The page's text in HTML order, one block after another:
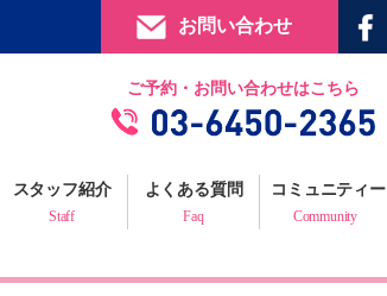
お問い合わせ
ご予約・お問い合わせはこちら
スタッフ紹介
Staff
よくある質問
Faq
コミュニティー
Community
提携施設
フィジックスマイルギャラリー
プロフェッショナルからの推薦状